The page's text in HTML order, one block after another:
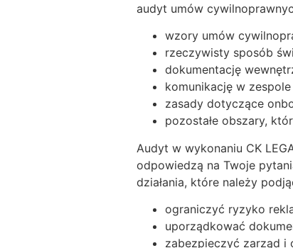
audyt umów
wzory umów
rzeczywisty sposób
dokumentację
komunikację w
zasady dotyczące
pozostałe obszary,
Audyt w wykonaniu CK
odpowiedzą na Twoje
działania, które należy
ograniczyć ryzyko
uporządkować
zabezpieczyć zarząd i